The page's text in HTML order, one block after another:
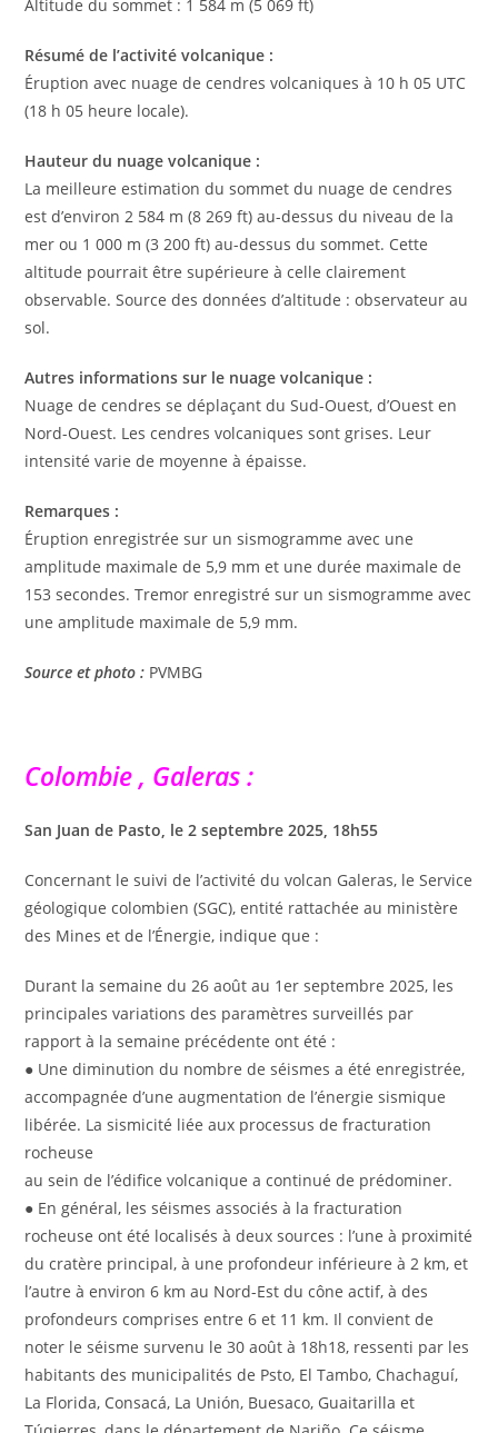
Altitude du sommet : 1 584 m (5 069 ft)
Résumé de l’activité volcanique :
Éruption avec nuage de cendres volcaniques à 10 h 05 UTC
(18 h 05 heure locale).
Hauteur du nuage volcanique :
La meilleure estimation du sommet du nuage de cendres
est d’environ 2 584 m (8 269 ft) au-dessus du niveau de la
mer ou 1 000 m (3 200 ft) au-dessus du sommet. Cette
altitude pourrait être supérieure à celle clairement
observable. Source des données d’altitude : observateur au
sol.
Autres informations sur le nuage volcanique :
Nuage de cendres se déplaçant du Sud-Ouest, d’Ouest en
Nord-Ouest. Les cendres volcaniques sont grises. Leur
intensité varie de moyenne à épaisse.
Remarques :
Éruption enregistrée sur un sismogramme avec une
amplitude maximale de 5,9 mm et une durée maximale de
153 secondes. Tremor enregistré sur un sismogramme avec
une amplitude maximale de 5,9 mm.
Source et photo : PVMBG
Colombie , Galeras :
San Juan de Pasto, le 2 septembre 2025, 18h55
Concernant le suivi de l’activité du volcan Galeras, le Service
géologique colombien (SGC), entité rattachée au ministère
des Mines et de l’Énergie, indique que :
Durant la semaine du 26 août au 1er septembre 2025, les
principales variations des paramètres surveillés par
rapport à la semaine précédente ont été :
● Une diminution du nombre de séismes a été enregistrée,
accompagnée d’une augmentation de l’énergie sismique
libérée. La sismicité liée aux processus de fracturation
rocheuse
au sein de l’édifice volcanique a continué de prédominer.
● En général, les séismes associés à la fracturation
rocheuse ont été localisés à deux sources : l’une à proximité
du cratère principal, à une profondeur inférieure à 2 km, et
l’autre à environ 6 km au Nord-Est du cône actif, à des
profondeurs comprises entre 6 et 11 km. Il convient de
noter le séisme survenu le 30 août à 18h18, ressenti par les
habitants des municipalités de Psto, El Tambo, Chachaguí,
La Florida, Consacá, La Unión, Buesaco, Guaitarilla et